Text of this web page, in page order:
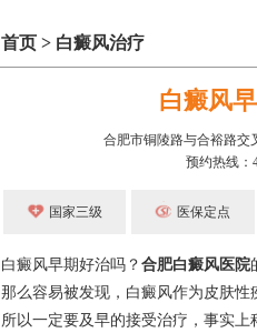
首页 > 白癜风治疗
白癜风
合肥市铜陵路与合裕路交
预约热线：
国家三级 医保定点
白癜风早期好治吗？ 合肥白癜风医院
那么容易被发现，白癜风作为皮肤性
所以一定要及早的接受治疗，事实